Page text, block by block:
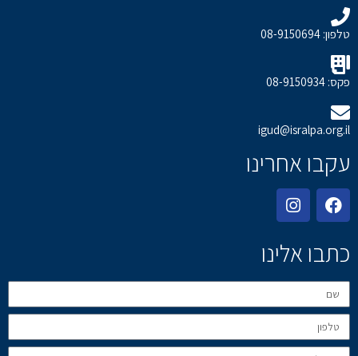
טלפון: 08-9150694
פקס: 08-9150934
igud@isralpa.org.il
עקבו אחרינו
כתבו אלינו